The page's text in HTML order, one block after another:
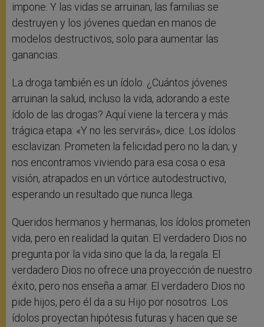
impone. Y las vidas se arruinan, las familias se
destruyen y los jóvenes quedan en manos de
modelos destructivos, solo para aumentar las
ganancias.
La droga también es un ídolo. ¿Cuántos jóvenes
arruinan la salud, incluso la vida, adorando a este
ídolo de las drogas? Aquí viene la tercera y más
trágica etapa: «Y no les servirás», dice. Los ídolos
esclavizan. Prometen la felicidad pero no la dan; y
nos encontramos viviendo para esa cosa o esa
visión, atrapados en un vórtice autodestructivo,
esperando un resultado que nunca llega.
Queridos hermanos y hermanas, los ídolos prometen
vida, pero en realidad la quitan. El verdadero Dios no
pregunta por la vida sino que la da, la regala. El
verdadero Dios no ofrece una proyección de nuestro
éxito, pero nos enseña a amar. El verdadero Dios no
pide hijos, pero él da a su Hijo por nosotros. Los
ídolos proyectan hipótesis futuras y hacen que se